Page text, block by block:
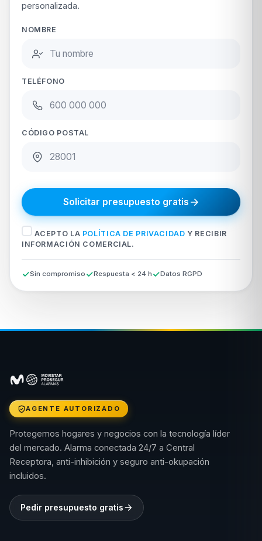
personalizada.
NOMBRE
TELÉFONO
CÓDIGO POSTAL
Solicitar presupuesto gratis
ACEPTO LA POLÍTICA DE PRIVACIDAD Y RECIBIR
INFORMACIÓN COMERCIAL.
Sin compromiso Respuesta < 24 h Datos RGPD
AGENTE AUTORIZADO
Protegemos hogares y negocios con la tecnología líder
del mercado. Alarma conectada 24/7 a Central
Receptora, anti-inhibición y seguro anti-okupación
incluidos.
Pedir presupuesto gratis